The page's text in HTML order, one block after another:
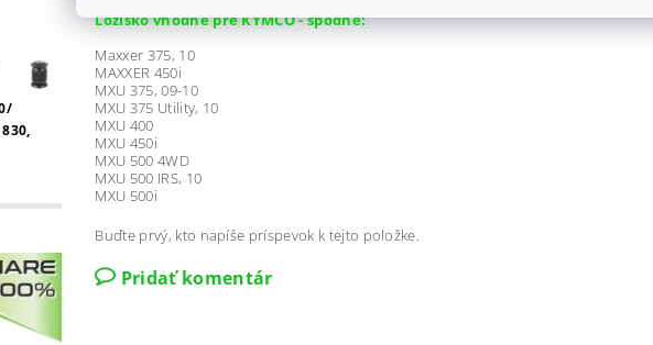
Ložisko vhodné pre KYMCO - spodné:
Maxxer 375, 10
MAXXER 450i
MXU 375, 09-10
MXU 375 Utility, 10
MXU 400
MXU 450i
MXU 500 4WD
MXU 500 IRS, 10
MXU 500i
Buďte prvý, kto napíše príspevok k tejto položke.
Pridať komentár